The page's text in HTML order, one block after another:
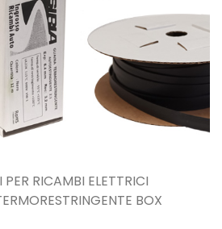
RICAMBI ELETTRICI
BOX